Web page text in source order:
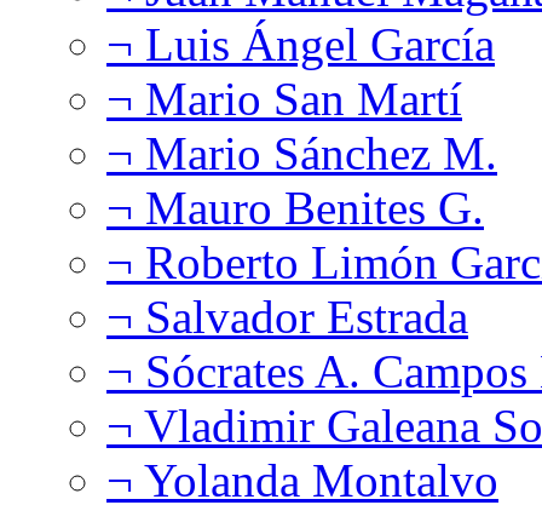
¬ Luis Ángel García
¬ Mario San Martí
¬ Mario Sánchez M.
¬ Mauro Benites G.
¬ Roberto Limón
¬ Salvador Estrada
¬ Sócrates A.
¬ Vladimir Galeana
¬ Yolanda Montalvo